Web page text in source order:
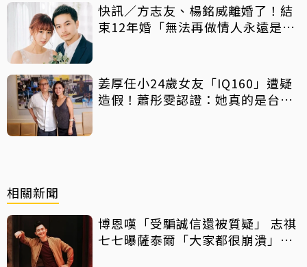
快訊／方志友、楊銘威離婚了！結
束12年婚「無法再做情人永遠是家
姜厚任小24歲女友「IQ160」遭疑
造假！蕭彤雯認證：她真的是台大
相關新聞
博恩嘆「受騙誠信還被質疑」 志祺
七七曝薩泰爾「大家都很崩潰」：